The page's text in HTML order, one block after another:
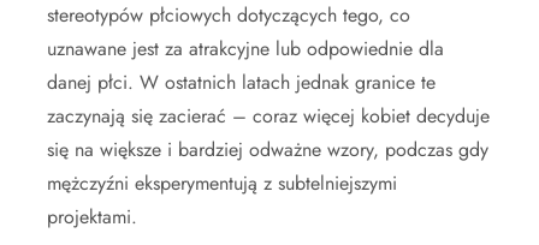
stereotypów płciowych dotyczących tego, co
uznawane jest za atrakcyjne lub odpowiednie dla
danej płci. W ostatnich latach jednak granice te
zaczynają się zacierać – coraz więcej kobiet decyduje
się na większe i bardziej odważne wzory, podczas gdy
mężczyźni eksperymentują z subtelniejszymi
projektami.